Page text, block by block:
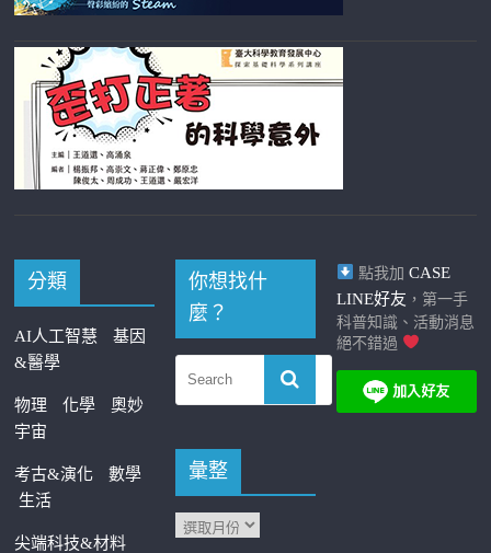
分類
AI人工智慧
基因
&醫學
物理 化學
奧妙
宇宙
考古&演化
數學
生活
尖端科技&材料
你想找什
麼？
彙整
點我加 CASE
LINE好友 ，第一手
科普知識、活動消息
絕不錯過